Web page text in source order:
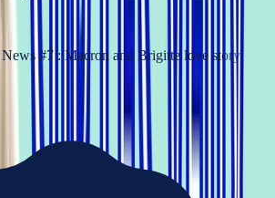
#7 : Macron and Brigitte love story